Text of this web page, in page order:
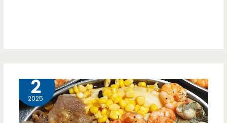
道
甘
醇，
2
2025